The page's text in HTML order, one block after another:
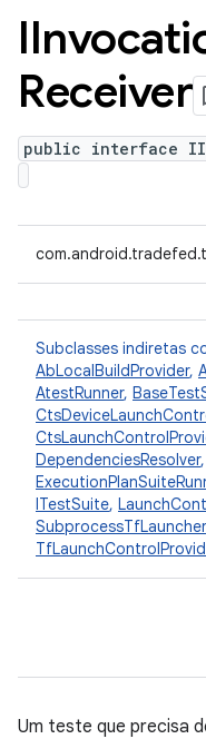
Receiver
public interface
Subclasses indiretas
AbLocalBuildProvider,
AtestRunner,
DependenciesResolver,
ITestSuite,
SubprocessTfLauncher
Um teste que precisa